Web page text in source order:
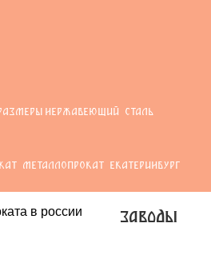
НЕРЖАВЕЮЩИЙ СТАЛЬ
МЕТАЛЛОПРОКАТ ЕКАТЕРИНБУРГ
заводы